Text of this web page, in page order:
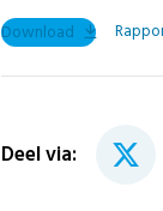
Download
Deel via: